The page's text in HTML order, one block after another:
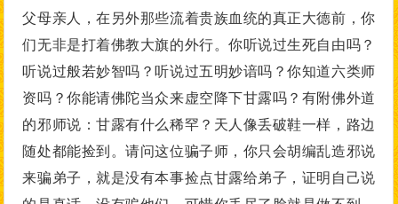
父母亲人，在另外那些流着贵族血统的真正大德前，你
们无非是打着佛教大旗的外行。你听说过生死自由吗？
听说过般若妙智吗？听说过五明妙谙吗？你知道六类师
资吗？你能请佛陀当众来虚空降下甘露吗？有附佛外道
的邪师说：甘露有什么稀罕？天人像丢破鞋一样，路边
随处都能捡到。请问这位骗子师，你只会胡编乱造邪说
来骗弟子，就是没有本事捡点甘露给弟子，证明自己说